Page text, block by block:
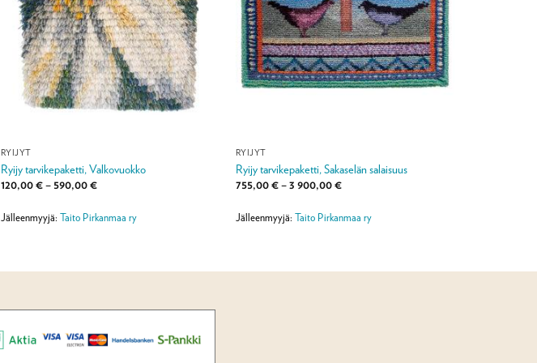
RYIJYT
Ryijy tarvikepaketti, Valkovuokko
120,00€– 590,00€Hintaluokka:
590,00 €
Jälleenmyyjä: Taito Pirkanmaa ry
RYIJYT
Ryijy tarvikepaketti, Sakaselän salaisuus
755,00€–3 900,00€Hintaluokka:
3
Jälleenmyyjä: Taito Pirkanmaa ry